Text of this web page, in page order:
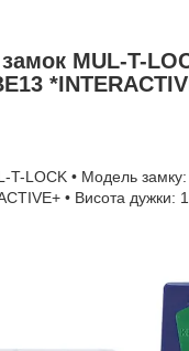
MUL-T-
T-LOCK • Модель
• Висота дужки: